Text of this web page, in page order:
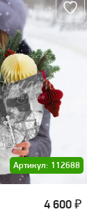
Артикул: 112688
4 600 ₽